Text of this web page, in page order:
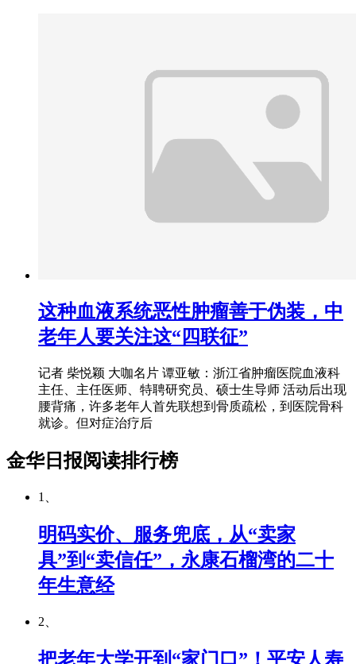
这种血液系统恶性肿瘤善于伪装，中
老年人要关注这“四联征”
记者 柴悦颖 大咖名片 谭亚敏：浙江省肿瘤医院血液科
主任、主任医师、特聘研究员、硕士生导师 活动后出现
腰背痛，许多老年人首先联想到骨质疏松，到医院骨科
就诊。但对症治疗后
金华日报阅读排行榜
1、
明码实价、服务兜底，从“卖家
具”到“卖信任”，永康石榴湾的二十
年生意经
2、
把老年大学开到“家门口”！平安人寿